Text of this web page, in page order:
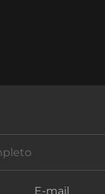
E-mail